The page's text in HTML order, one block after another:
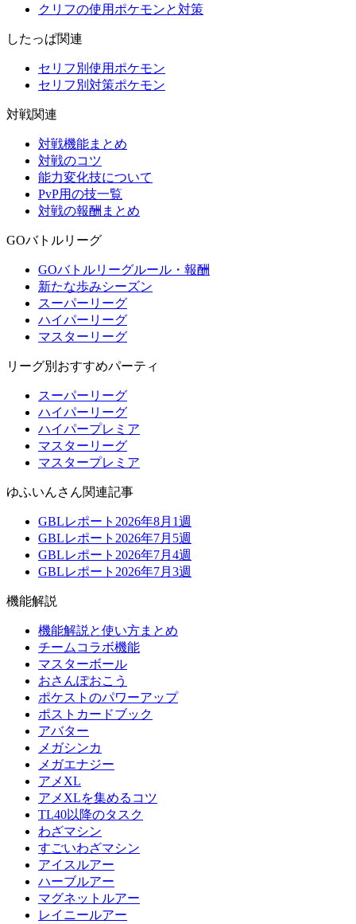
クリフの使用ポケモンと対策
したっぱ関連
セリフ別使用ポケモン
セリフ別対策ポケモン
対戦関連
対戦機能まとめ
対戦のコツ
能力変化技について
PvP用の技一覧
対戦の報酬まとめ
GOバトルリーグ
GOバトルリーグルール・報酬
新たな歩みシーズン
スーパーリーグ
ハイパーリーグ
マスターリーグ
リーグ別おすすめパーティ
スーパーリーグ
ハイパーリーグ
ハイパープレミア
マスターリーグ
マスタープレミア
ゆふいんさん関連記事
GBLレポート2026年8月1週
GBLレポート2026年7月5週
GBLレポート2026年7月4週
GBLレポート2026年7月3週
機能解説
機能解説と使い方まとめ
チームコラボ機能
マスターボール
おさんぽおこう
ポケストのパワーアップ
ポストカードブック
アバター
メガシンカ
メガエナジー
アメXL
アメXLを集めるコツ
TL40以降のタスク
わざマシン
すごいわざマシン
アイスルアー
ハーブルアー
マグネットルアー
レイニールアー